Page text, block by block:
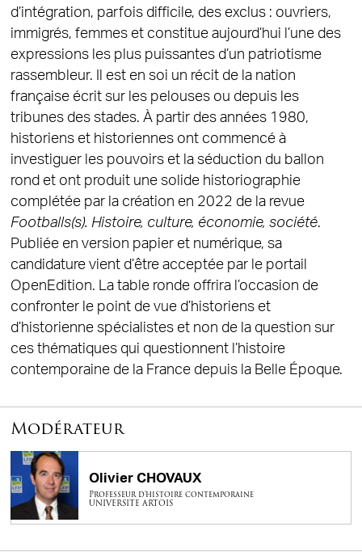
d’intégration, parfois difficile, des exclus : ouvriers,
immigrés, femmes et constitue aujourd’hui l’une des
expressions les plus puissantes d’un patriotisme
rassembleur. Il est en soi un récit de la nation
française écrit sur les pelouses ou depuis les
tribunes des stades. À partir des années 1980,
historiens et historiennes ont commencé à
investiguer les pouvoirs et la séduction du ballon
rond et ont produit une solide historiographie
complétée par la création en 2022 de la revue
Footballs(s). Histoire, culture, économie, société.
Publiée en version papier et numérique, sa
candidature vient d’être acceptée par le portail
OpenEdition. La table ronde offrira l’occasion de
confronter le point de vue d’historiens et
d’historienne spécialistes et non de la question sur
ces thématiques qui questionnent l’histoire
contemporaine de la France depuis la Belle Époque.
Modérateur
Olivier CHOVAUX
Professeur d'histoire contemporaine
UNIVERSITE ARTOIS